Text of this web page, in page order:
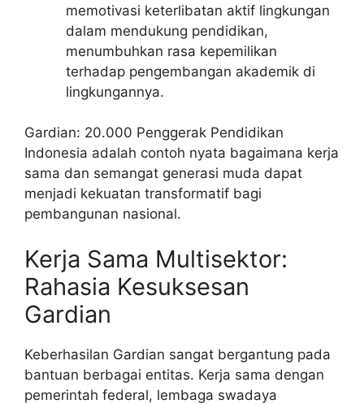
memotivasi keterlibatan aktif lingkungan
dalam mendukung pendidikan,
menumbuhkan rasa kepemilikan
terhadap pengembangan akademik di
lingkungannya.
Gardian: 20.000 Penggerak Pendidikan
Indonesia adalah contoh nyata bagaimana kerja
sama dan semangat generasi muda dapat
menjadi kekuatan transformatif bagi
pembangunan nasional.
Kerja Sama Multisektor:
Rahasia Kesuksesan
Gardian
Keberhasilan Gardian sangat bergantung pada
bantuan berbagai entitas. Kerja sama dengan
pemerintah federal, lembaga swadaya